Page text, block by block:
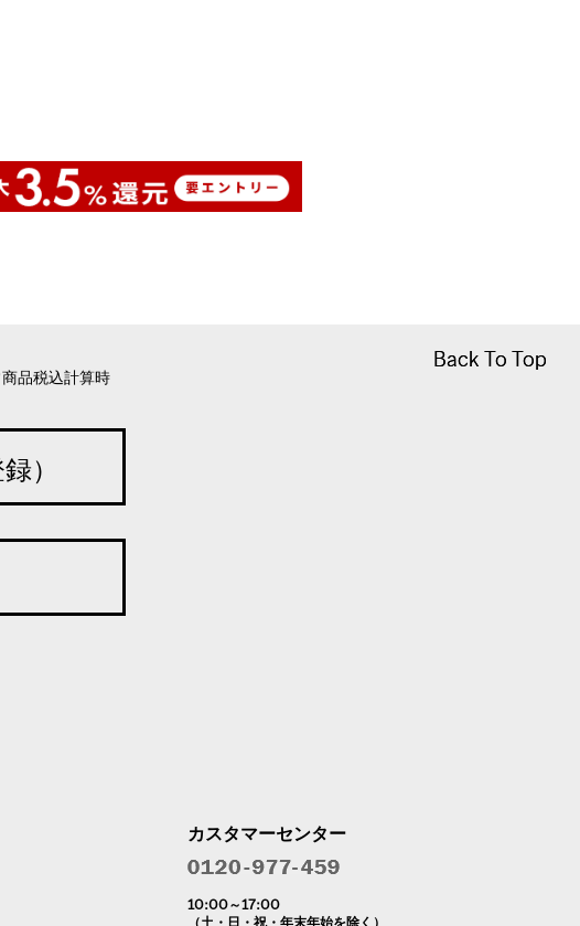
Back To Top
Back To Top
品税込計算時
）
カスタマーセンター
10:00～17:00
（土・日・祝・年末年始を除く）